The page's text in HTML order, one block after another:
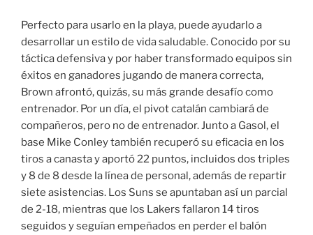
Perfecto para usarlo en la playa, puede ayudarlo a
desarrollar un estilo de vida saludable. Conocido por su
táctica defensiva y por haber transformado equipos sin
éxitos en ganadores jugando de manera correcta,
Brown afrontó, quizás, su más grande desafío como
entrenador. Por un día, el pivot catalán cambiará de
compañeros, pero no de entrenador. Junto a Gasol, el
base Mike Conley también recuperó su eficacia en los
tiros a canasta y aportó 22 puntos, incluidos dos triples
y 8 de 8 desde la línea de personal, además de repartir
siete asistencias. Los Suns se apuntaban así un parcial
de 2-18, mientras que los Lakers fallaron 14 tiros
seguidos y seguían empeñados en perder el balón